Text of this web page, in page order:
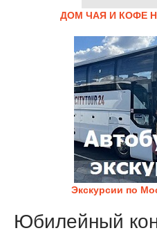
ДОМ ЧАЯ И КОФЕ
Экскурсии по
Юбилейный